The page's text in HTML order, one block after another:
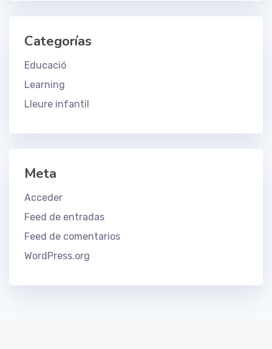
Categorías
Educació
Learning
Lleure infantil
Meta
Acceder
Feed de entradas
Feed de comentarios
WordPress.org